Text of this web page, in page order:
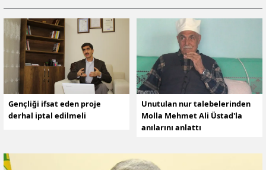
Gençliği ifsat eden proje
derhal iptal edilmeli
Unutulan nur talebelerinden
Molla Mehmet Ali Üstad'la
anılarını anlattı